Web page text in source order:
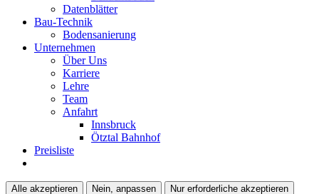
Datenblätter
Bau-Technik
Bodensanierung
Unternehmen
Über Uns
Karriere
Lehre
Team
Anfahrt
Innsbruck
Ötztal Bahnhof
Preisliste
Alle akzeptieren Nein, anpassen Nur erforderliche akzeptieren